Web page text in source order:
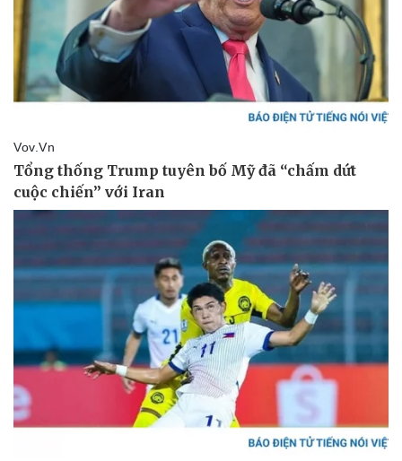
Văn hóa
Âm nhạc
Nghệ sĩ
Thời trang
Sao Việt